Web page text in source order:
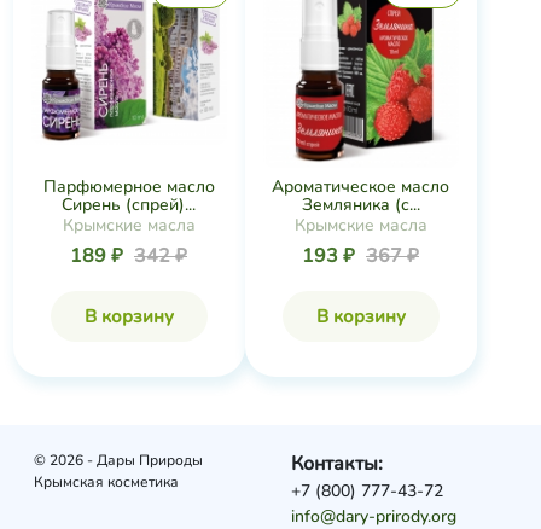
Парфюмерное масло
Сирень (спрей)...
Крымские масла
189 ₽ 342 ₽
В корзину
Ароматическое масло
Земляника (с...
Крымские масла
193 ₽ 367 ₽
В корзину
© 2026 - Дары Природы
Крымская косметика
Контакты:
+7 (800) 777-43-72
info@dary-prirody.org